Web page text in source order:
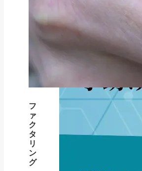
フ
ァ
ク
タ
リ
ン
グ